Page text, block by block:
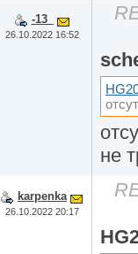
-13_
26.10.2022 16:52
не
karpenka
26.10.2022 20:17